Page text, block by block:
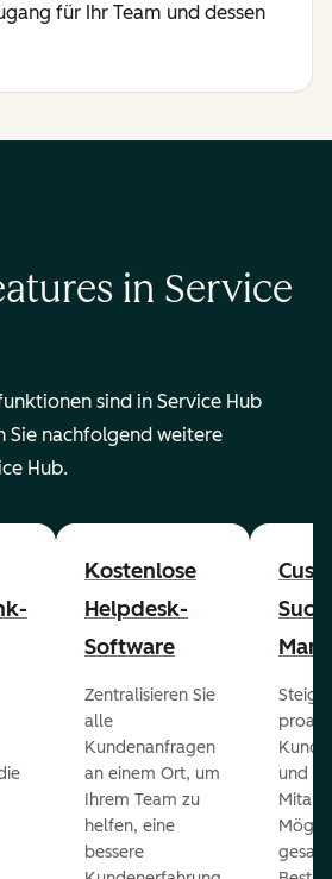
für Ihr Team und dessen
in Service
sind in Service Hub
Sie nachfolgend weitere
Hub.
Kostenlose
Helpdesk-
Software
Zentralisieren Sie
alle
Kundenanfragen
an einem Ort, um
Ihrem Team zu
helfen, eine
bessere
und